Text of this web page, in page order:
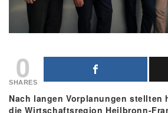
0
SHARES
Nach langen Vorplanungen stellten
die Wirtschaftsregion Heilbronn-